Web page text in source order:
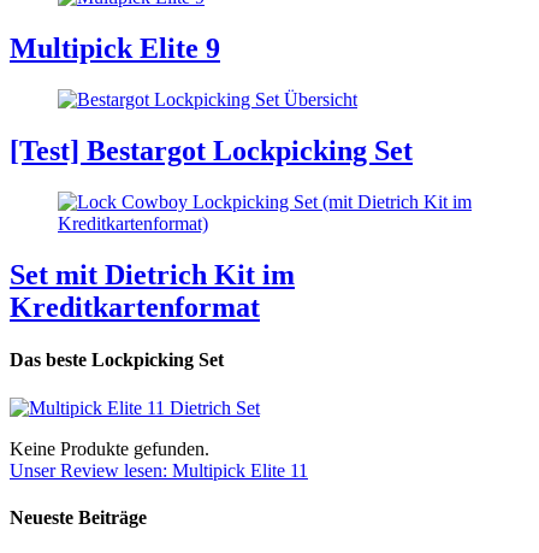
Multipick Elite 9
[Test] Bestargot Lockpicking Set
Set mit Dietrich Kit im
Kreditkartenformat
Das beste Lockpicking Set
Keine Produkte gefunden.
Unser Review lesen: Multipick Elite 11
Neueste Beiträge